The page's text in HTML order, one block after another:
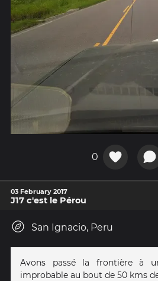
0
03 February 2017
J17 c'est le Pérou
San Ignacio, Peru
Avons passé la frontière à
improbable au bout de 50 kms